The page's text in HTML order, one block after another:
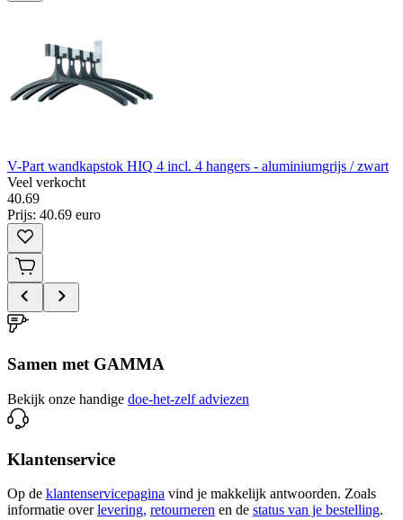
V-Part wandkapstok HIQ 4 incl. 4 hangers - aluminiumgrijs / zwart
Veel verkocht
40.69
Prijs: 40.69 euro
Samen met GAMMA
Bekijk onze handige doe-het-zelf adviezen
Klantenservice
Op de klantenservicepagina vind je makkelijk antwoorden. Zoals
informatie over levering, retourneren en de status van je bestelling.